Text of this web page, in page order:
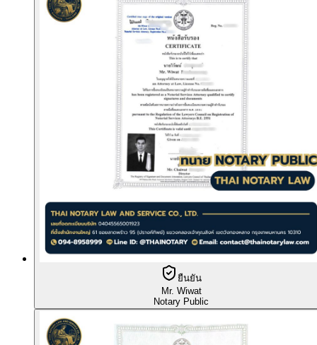
ยืนยัน
Mr. Wiwat
Notary Public